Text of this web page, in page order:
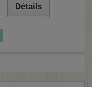
Détails